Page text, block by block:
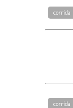
corrida
corrida